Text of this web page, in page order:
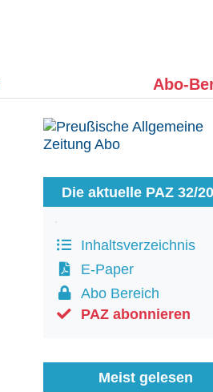
Abo-
Kontakt
Die aktuelle PAZ 32/
Inhaltsverzeichnis
E-Paper
Abo Bereich
PAZ abonnieren
Meist gelesen